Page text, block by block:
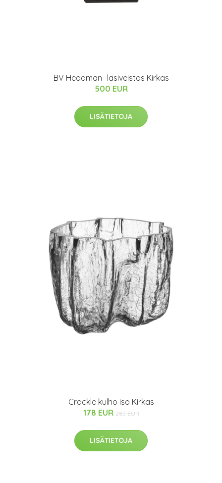
BV Headman -lasiveistos Kirkas
500 EUR
LISÄTIETOJA
Crackle kulho iso Kirkas
178 EUR 285 EUR
LISÄTIETOJA